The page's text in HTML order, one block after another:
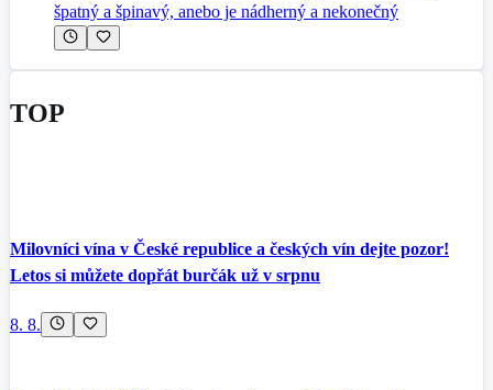
špatný a špinavý, anebo je nádherný a nekonečný
TOP
Milovníci vína v České republice a českých vín dejte pozor!
Letos si můžete dopřát burčák už v srpnu
8. 8.